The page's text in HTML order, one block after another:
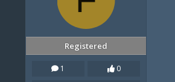
а
а
Registered
1
0